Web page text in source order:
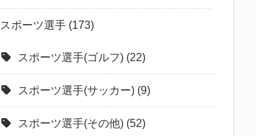
スポーツ選手 (173)
スポーツ選手(ゴルフ) (22)
スポーツ選手(サッカー) (9)
スポーツ選手(その他) (52)